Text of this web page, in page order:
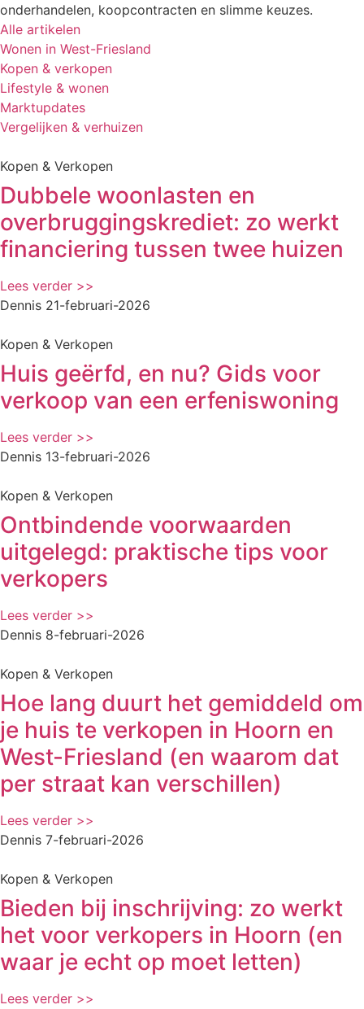
onderhandelen, koopcontracten en slimme keuzes.
Alle artikelen
Wonen in West-Friesland
Kopen & verkopen
Lifestyle & wonen
Marktupdates
Vergelijken & verhuizen
Kopen & Verkopen
Dubbele woonlasten en
overbruggingskrediet: zo werkt
financiering tussen twee huizen
Lees verder >>
Dennis 21-februari-2026
Kopen & Verkopen
Huis geërfd, en nu? Gids voor
verkoop van een erfeniswoning
Lees verder >>
Dennis 13-februari-2026
Kopen & Verkopen
Ontbindende voorwaarden
uitgelegd: praktische tips voor
verkopers
Lees verder >>
Dennis 8-februari-2026
Kopen & Verkopen
Hoe lang duurt het gemiddeld om
je huis te verkopen in Hoorn en
West-Friesland (en waarom dat
per straat kan verschillen)
Lees verder >>
Dennis 7-februari-2026
Kopen & Verkopen
Bieden bij inschrijving: zo werkt
het voor verkopers in Hoorn (en
waar je echt op moet letten)
Lees verder >>